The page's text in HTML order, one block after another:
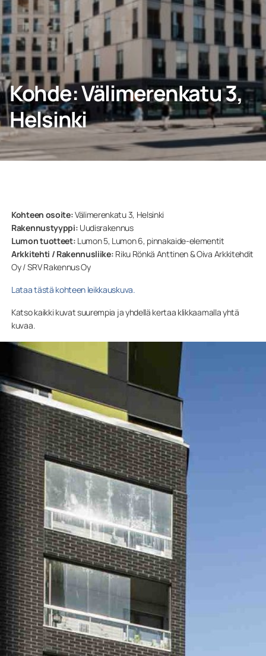
Kotiin
Yritys
YHTEYDENOTTO
Kohde: Välimerenkatu 3,
Helsinki
Kohteen osoite:Välimerenkatu 3, Helsinki
Rakennustyyppi: Uudisrakennus
Lumon tuotteet: Lumon 5, Lumon 6, pinnakaide-elementit
Arkkitehti / Rakennusliike: Riku Rönkä Anttinen & Oiva Arkkitehdit
Oy / SRV Rakennus Oy
Lataa tästä kohteen leikkauskuva.
Katso kaikki kuvat suurempia ja yhdellä kertaa klikkaamalla yhtä
kuvaa.